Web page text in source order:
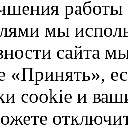
работы
мы
сайта
cookie и